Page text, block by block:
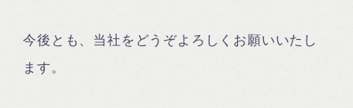
今後とも、当社をどうぞよろしくお願いいたし
ます。